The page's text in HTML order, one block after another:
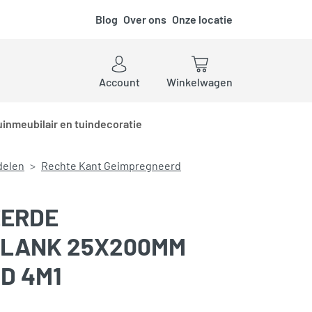
Blog Over ons Onze locatie
Account
Winkelwagen
en tuindecoratie
Rechte Kant Geimpregneerd
25X200MM
4M1